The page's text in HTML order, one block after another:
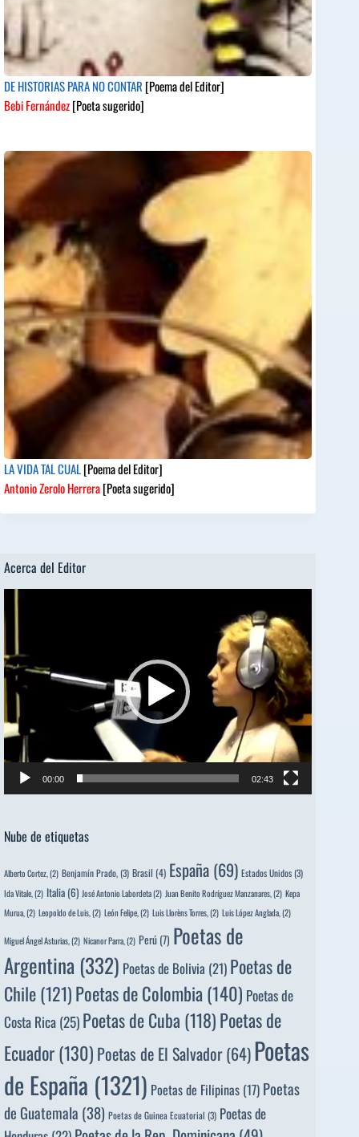
DE HISTORIAS PARA NO CONTAR [Poema del Editor]
Bebi Fernández[Poeta sugerido]
LA VIDA TAL CUAL[Poema del Editor]
Antonio Zerolo Herrera[Poeta sugerido]
Acerca del Editor
de
vídeo
00:00 02:43
Nube de etiquetas
Alberto Cortez, (2) Benjamín Prado,(3) Brasil (4) España (69) Estados Unidos(3)
Ida Vitale, (2) Italia (6) José Antonio Labordeta(2) Juan Benito Rodríguez Manzanares, (2) Kepa
Murua, (2) Leopoldo de Luis, (2) León Felipe, (2) Luis Llorèns Torres, (2) Luis López Anglada, (2)
Miguel Ángel Asturias, (2) Nicanor Parra, (2) Perú (7) Poetas de
Argentina (332) Poetas de Bolivia (21) Poetas de
Chile(121)Poetas de Colombia(140) Poetas de
Costa Rica(25)Poetas de Cuba (118)Poetas de
Ecuador(130) Poetas de El Salvador(64)Poetas
de España (1321) Poetas de Filipinas (17) Poetas
de Guatemala (38) Poetas de Guinea Ecuatorial (3) Poetas de